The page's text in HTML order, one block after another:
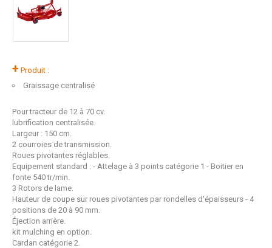
+ Produit :
Graissage centralisé
Pour tracteur de 12 à 70 cv.
lubrification centralisée.
Largeur : 150 cm.
2 courroies de transmission.
Roues pivotantes réglables.
Equipement standard : - Attelage à 3 points catégorie 1 - Boitier en
fonte 540 tr/min.
3 Rotors de lame.
Hauteur de coupe sur roues pivotantes par rondelles d'épaisseurs - 4
positions de 20 à 90 mm.
Éjection arrière.
kit mulching en option.
Cardan catégorie 2.